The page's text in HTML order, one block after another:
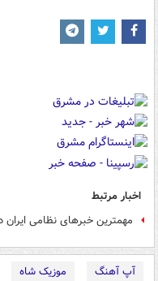
اخبار مرتبط
مهمترین خبرهای نظامی
آپ آهنگ موزیک شاه